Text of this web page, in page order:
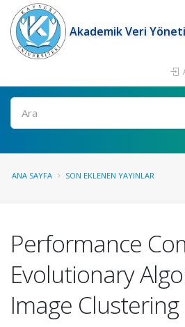
Akademik Veri
Ara
ANA SAYFA SON EKLENEN YAYINLAR
Performance
Evolutionary
Image Clustering